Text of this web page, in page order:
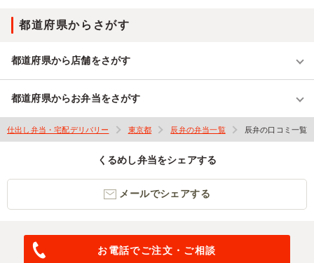
都道府県からさがす
都道府県から店舗をさがす
都道府県からお弁当をさがす
仕出し弁当・宅配デリバリー 東京都 辰弁の弁当一覧 辰弁の口コミ一覧
くるめし弁当をシェアする
メールでシェアする
お電話でご注文・ご相談